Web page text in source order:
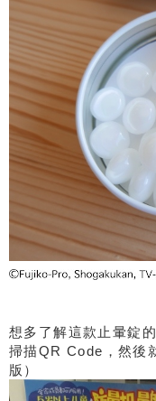
想多了解這款止暈錠
掃描QR Code，然後
版）